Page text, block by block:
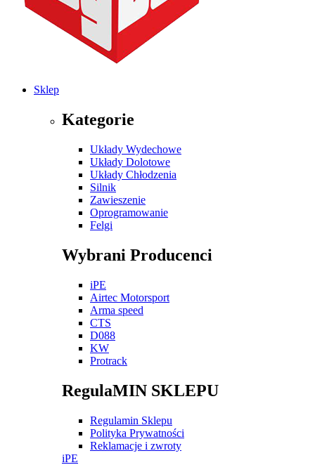
Sklep
Kategorie
Układy Wydechowe
Układy Dolotowe
Układy Chłodzenia
Silnik
Zawieszenie
Oprogramowanie
Felgi
Wybrani Producenci
iPE
Airtec Motorsport
Arma speed
CTS
D088
KW
Protrack
RegulaMIN SKLEPU
Regulamin Sklepu
Polityka Prywatności
Reklamacje i zwroty
iPE